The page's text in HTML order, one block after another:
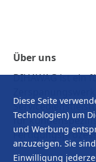
Über uns
DIHAWAG ist ein
für
Diese Seite
Technologien) um
und Werbung
anzuzeigen. Sie
Einwilligung